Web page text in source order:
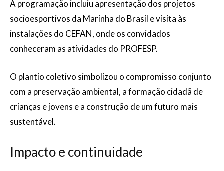
A programação incluiu apresentação dos projetos
socioesportivos da Marinha do Brasil e visita às
instalações do CEFAN, onde os convidados
conheceram as atividades do PROFESP.
O plantio coletivo simbolizou o compromisso conjunto
com a preservação ambiental, a formação cidadã de
crianças e jovens e a construção de um futuro mais
sustentável.
Impacto e continuidade